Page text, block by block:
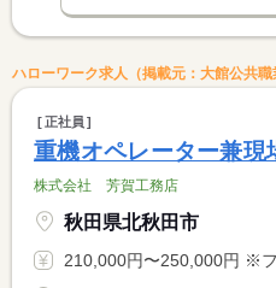
ハローワーク求人（掲載元：大館公共
正社員
重機オペレーター兼現
株式会社 芳賀工務店
秋田県北秋田市
210,000円〜250,000円 ※フルタイム求人の場合は月額（換